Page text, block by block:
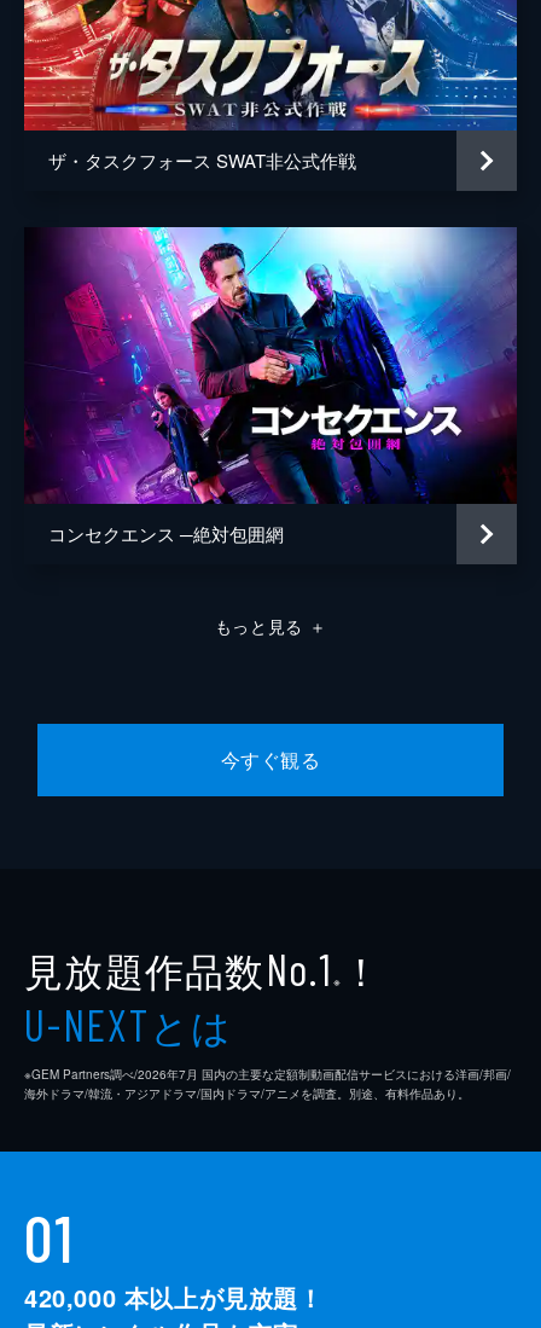
ザ・タスクフォース SWAT非公式作戦
コンセクエンス ─絶対包囲網
もっと見る ＋
今すぐ観る
見放題作品数No.1 ※ ！
U-NEXTとは
※GEM Partners調べ/2026年7⽉ 国内の主要な定額制動画配信サービスにおける洋画/邦画/
海外ドラマ/韓流・アジアドラマ/国内ドラマ/アニメを調査。別途、有料作品あり。
01
420,000 本以上が見放題！